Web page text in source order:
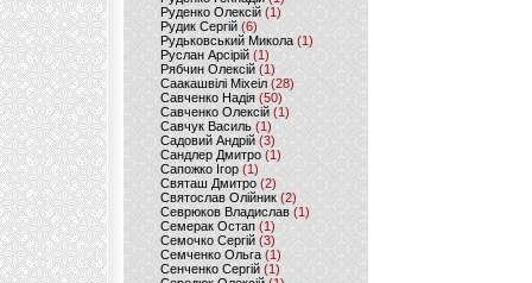
Руденко Олексій(1)
Рудик Сергій(6)
Рудьковський Микола (1)
Руслан Арсірій(1)
Рябчин Олексій (1)
Саакашвілі Міхеіл(28)
Савченко Надія (50)
Савченко Олексій(1)
Савчук Василь (1)
Садовий Андрій (3)
Сандлер Дмитро(1)
Сапожко Ігор(1)
Святаш Дмитро (2)
Святослав Олійник (2)
Севрюков Владислав (1)
Семерак Остап (1)
Семочко Сергій (3)
Семченко Ольга (1)
Сенченко Сергій(1)